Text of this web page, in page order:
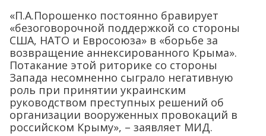
«П.А.Порошенко постоянно бравирует
«безоговорочной поддержкой со стороны
США, НАТО и Евросоюза» в «борьбе за
возвращение аннексированного Крыма».
Потакание этой риторике со стороны
Запада несомненно сыграло негативную
роль при принятии украинским
руководством преступных решений об
организации вооруженных провокаций в
российском Крыму», – заявляет МИД.